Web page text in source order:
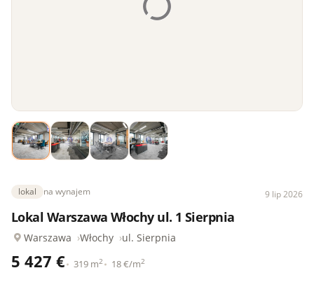
lokal na wynajem 9 lip 2026
Lokal Warszawa Włochy ul. 1 Sierpnia
Warszawa Włochy ul. Sierpnia
5 427 € 319 m2 18 €/m2